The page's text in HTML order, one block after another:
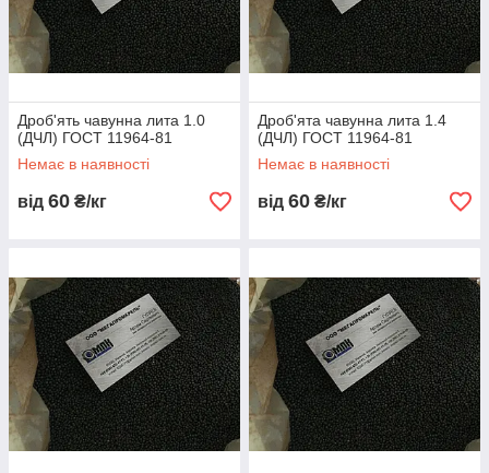
Дроб'ять чавунна лита 1.0
(ДЧЛ) ГОСТ 11964-81
Немає в наявності
від 60 ₴/кг
Дроб'ята чавунна лита 1.4
(ДЧЛ) ГОСТ 11964-81
Немає в наявності
від 60 ₴/кг